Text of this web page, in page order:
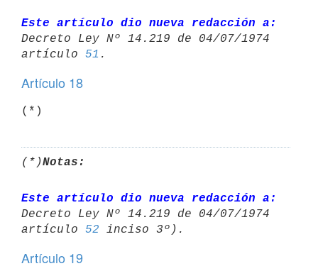
Este artículo dio nueva redacción a:
Decreto Ley Nº 14.219 de 04/07/1974
artículo 51
Artículo 18
(*)
(*)Notas:
Este artículo dio nueva redacción a:
Decreto Ley Nº 14.219 de 04/07/1974
artículo 52
Artículo 19